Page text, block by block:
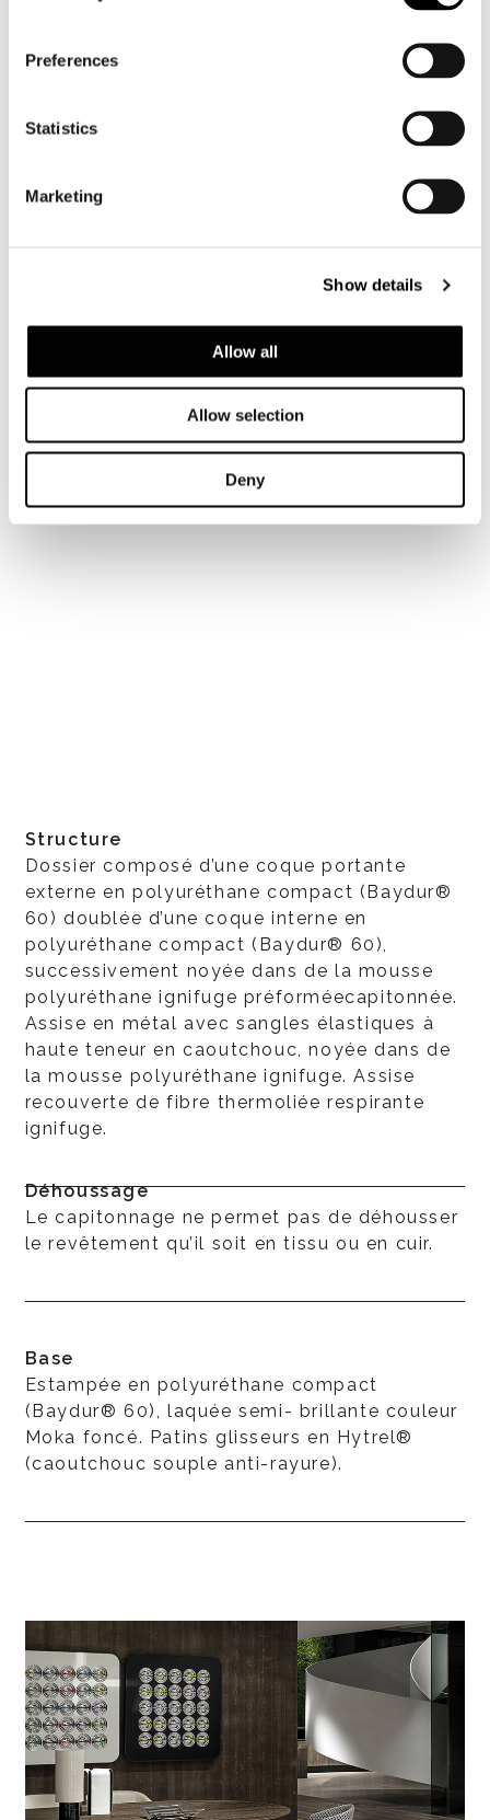
Preferences
Statistics
Marketing
Show details
Allow all
Allow selection
Deny
école de tapisserie d’ameublement.
Technical Features
Structure
Dossier composé d’une coque portante
externe en polyuréthane compact (Baydur®
60) doublée d’une coque interne en
polyuréthane compact (Baydur® 60),
successivement noyée dans de la mousse
polyuréthane ignifuge préforméecapitonnée.
Assise en métal avec sangles élastiques à
haute teneur en caoutchouc, noyée dans de
la mousse polyuréthane ignifuge. Assise
recouverte de fibre thermoliée respirante
ignifuge.
Déhoussage
Le capitonnage ne permet pas de déhousser
le revêtement qu’il soit en tissu ou en cuir.
Base
Estampée en polyuréthane compact
(Baydur® 60), laquée semi- brillante couleur
Moka foncé. Patins glisseurs en Hytrel®
(caoutchouc souple anti-rayure).